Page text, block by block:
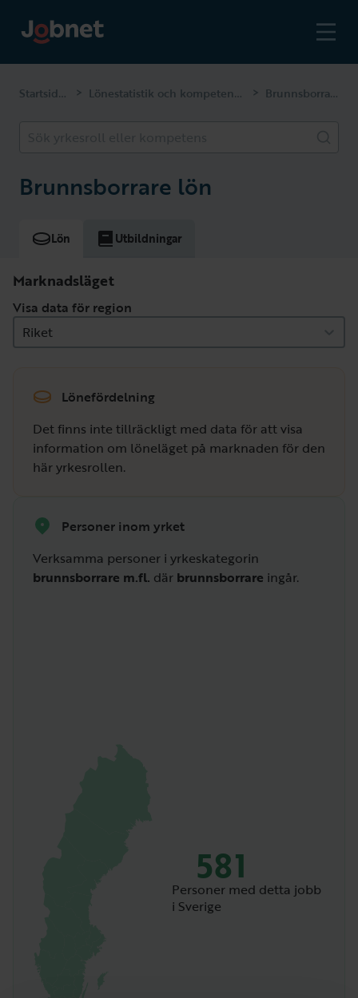
Startsidan > Lönestatistik och kompetenser > Brunnsborrare
Brunnsborrare lön
Lön Utbildningar
Marknadsläget
Visa data för region
Riket
Lönefördelning
Det finns inte tillräckligt med data för att visa
information om löneläget på marknaden för den
här yrkesrollen.
Personer inom yrket
Verksamma personer i yrkeskategorin
brunnsborrare m.fl. där brunnsborrare ingår.
581
Personer med detta jobb
i Sverige